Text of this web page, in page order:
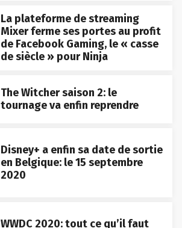
La plateforme de streaming
Mixer ferme ses portes au profit
de Facebook Gaming, le « casse
de siècle » pour Ninja
The Witcher saison 2: le
tournage va enfin reprendre
Disney+ a enfin sa date de sortie
en Belgique: le 15 septembre
2020
WWDC 2020: tout ce qu’il faut